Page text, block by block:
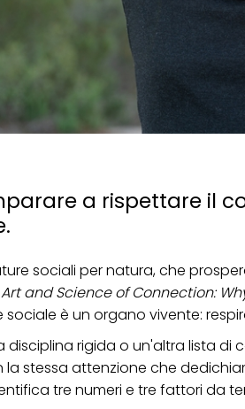
a rispettare il
sociali per natura, che
Art and Science of Connection:
è un organo vivente:
disciplina rigida o un'altra lista di
la stessa attenzione che
tre numeri e tre fattori da